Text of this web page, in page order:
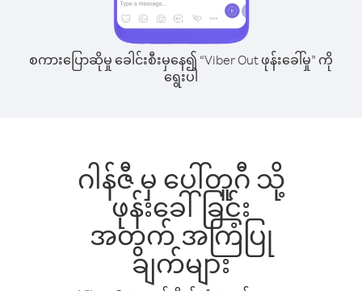
စကားပြောဆိုမှု ခေါင်းစီးမှနေ၍ “Viber Out ဖုန်းခေါ်မှု” ကို
ရွေးပါ
ဂါန်ဇီ မှ ပေါ်တူဂီ သို့
ဖုန်းခေါ်ခြင်း
အတွက် အကြံပြု
ချက်များ